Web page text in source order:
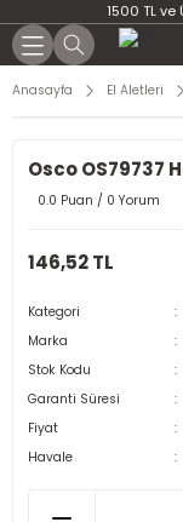
1500 TL
Anasayfa El Aletleri
Osco OS79737
0.0 Puan / 0 Yorum
146,52 TL
Kategori
Marka
Stok Kodu
Garanti Süresi
Fiyat
Havale